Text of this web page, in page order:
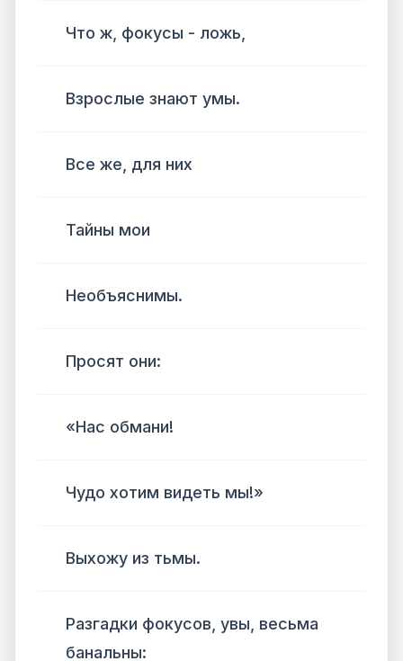
Что ж, фокусы - ложь,
Взрослые знают умы.
Все же, для них
Тайны мои
Необъяснимы.
Просят они:
«Нас обмани!
Чудо хотим видеть мы!»
Выхожу из тьмы.
Разгадки фокусов, увы, весьма
банальны: